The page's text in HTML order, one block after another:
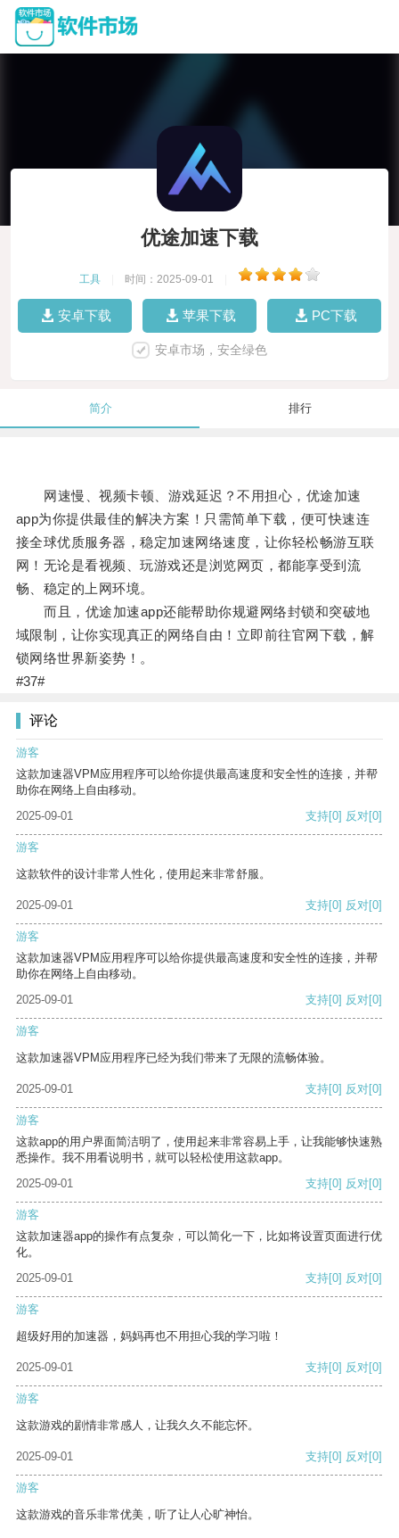
优途加速下载
工具 时间：2025-09-01
安卓下载 苹果下载 PC下载
安卓市场，安全绿色
简介 排行
网速慢、视频卡顿、游戏延迟？不用担心，优途加速
app为你提供最佳的解决方案！只需简单下载，便可快速连
接全球优质服务器，稳定加速网络速度，让你轻松畅游互联
网！无论是看视频、玩游戏还是浏览网页，都能享受到流
畅、稳定的上网环境。
而且，优途加速app还能帮助你规避网络封锁和突破地
域限制，让你实现真正的网络自由！立即前往官网下载，解
锁网络世界新姿势！。
#37#
评论
游客
这款加速器VPM应用程序可以给你提供最高速度和安全性的连接，并帮
助你在网络上自由移动。
2025-09-01
支持[0] 反对[0]
游客
这款软件的设计非常人性化，使用起来非常舒服。
2025-09-01 支持[0] 反对[0]
游客
这款加速器VPM应用程序可以给你提供最高速度和安全性的连接，并帮
助你在网络上自由移动。
2025-09-01
支持[0] 反对[0]
游客
这款加速器VPM应用程序已经为我们带来了无限的流畅体验。
2025-09-01 支持[0] 反对[0]
游客
这款app的用户界面简洁明了，使用起来非常容易上手，让我能够快速熟
悉操作。我不用看说明书，就可以轻松使用这款app。
2025-09-01
支持[0] 反对[0]
游客
这款加速器app的操作有点复杂，可以简化一下，比如将设置页面进行优
化。
2025-09-01
支持[0] 反对[0]
游客
超级好用的加速器，妈妈再也不用担心我的学习啦！
2025-09-01 支持[0] 反对[0]
游客
这款游戏的剧情非常感人，让我久久不能忘怀。
2025-09-01 支持[0] 反对[0]
游客
这款游戏的音乐非常优美，听了让人心旷神怡。